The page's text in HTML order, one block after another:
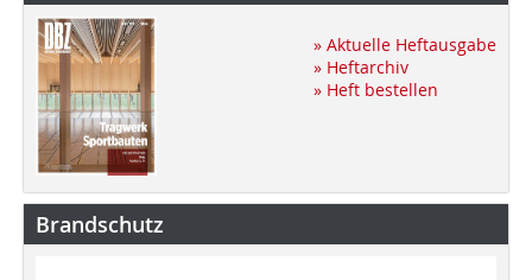
» Aktuelle Heftausgabe
» Heftarchiv
» Heft bestellen
Brandschutz